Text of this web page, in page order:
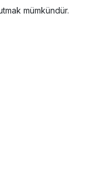
mümkündür.